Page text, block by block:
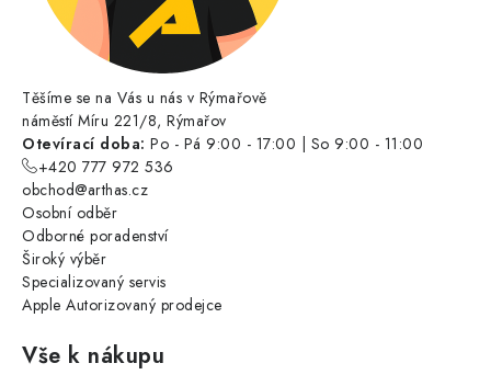
Těšíme se na Vás u nás v Rýmařově
náměstí Míru 221/8, Rýmařov
Otevírací doba: Po - Pá 9:00 - 17:00 | So 9:00 - 11:00
+420 777 972 536
obchod@arthas.cz
Osobní odběr
Odborné poradenství
Široký výběr
Specializovaný servis
Apple Autorizovaný prodejce
Vše k nákupu